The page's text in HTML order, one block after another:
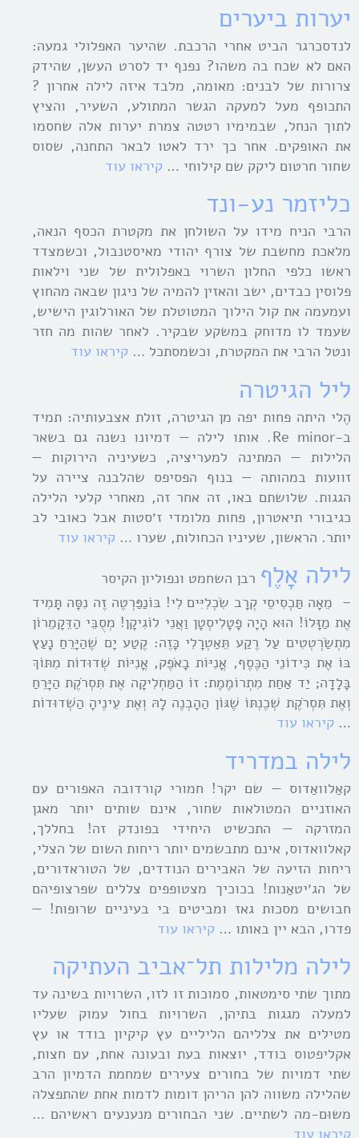
יערות ביערים
לנדסכרגר הביט אחרי הרכבת. שהיער האפלולי גמעה:
האם לא שכח בה משהו? נפנף יד לסרט העשן, שהידק
צרורות של לבנים: מאומה, מלבד איזה לילה אחרון ?
התכופף מעל למעקה הגשר המתולע, השעיר, והציץ
לתוך הנחל, שבמימיו רטטה צמרת יערות אלה שחסמו
את האופקים. אחר כך ירד לאטו לבאר התחנה, שסוס
שחור חרטום ליקק שם קילוחי … קיראו עוד
כליזמר נע-ונד
הרבי הניח מידו על השולחן את מקטרת הכסף הנאה,
מלאכת מחשבת של צורף יהודי מאיסטנבול, וכשמצדד
ראשו כלפי החלון השרוי באפלולית של שני וילאות
פלוסין כבדים, ישב והאזין להמיה של ניגון שבאה מהחוץ
ועמעמה את קול הילוך המטוטלת של האורלוגין הישיש,
שעמד לו מדוחק במשקע שבקיר. לאחר שהות מה חזר
ונטל הרבי את המקטרת, וכשמסתכל … קיראו עוד
ליל הגיטרה
הֶלי היתה פחות יפה מן הגיטרה, זולת אצבעותיה: תמיד
ב-Re minor. אותו לילה — דמיונו נשנה גם בשאר
הלילות — המתינה למעריציה, כשעיניה הירוקות —
זוועות במהותה — בנוף הפסיפס שהלבנה ציירה על
הגגות. שלושתם באו, זה אחר זה, מאחרי קלעי הלילה
כגיבורי תיאטרון, פחות מלומדי ז׳סטות אבל כאובי לב
יותר. הראשון, שעיניו הכחולות, שערו … קיראו עוד
לילה אָלֶף רבן השחמט ונפוליון הקיסר
– מֵאָה תַּכְסִיסֵי קְרָב שִֹכְלִיִּים לִי! בּוֹנַפַּרְטֶה זֶה נִסָּה תָּמִיד
אֶת מַזָּלוֹ! הוּא הָיָה פָטָלִיסְטָן וַאֲנִי לוֹגִיקָן! מְסֻבֵּי הַדֵּקָמֵרוֹן
מִתְשַֹרְטְטִים עַל רֶקַע תֵּאַטְרָלִי כָּזֶה: קֶטַע יָם שֶׁהַיָּרֵחַ נָעַץ
בּוֹ אֶת כִּידוֹנֵי הַכֶּסֶף, אֳנִיּוֹת בָאֹפֶק, אֳנִיּוֹת שְׁדוּדוֹת מִתּוֹךְ
בָּלָדָה; יַד אַחַת מִתְרוֹמֶמֶת: זוֹ הַמַּחְלִיקָה אֶת תִּסְרֹקֶת הַיָּרֵחַ
וְאֶת תִּסְרֹקֶת שְׁכֶנְתּוֹ שֶׁגּוֹן הַהָבְנֶה לָהּ וְאֶת עֵינֶיהָ הַשְׁדוּדוֹת
… קיראו עוד
לילה במדריד
קאַלוואַדוס — שם יקר! חמורי קורדובה האפורים עם
האוזניים המטולאות שחור, אינם שותים יותר מאגן
המזרקה — התכשיט היחידי בפונדק זה! בחללך,
קאלוואדוס, אינם מתבשמים יותר ריחות השום של הצלי,
ריחות הזיעה של האבירים הנודדים, של הטוראדורים,
של הג׳יטאַנות! בכוכיך מצטופפים צללים שפרצופיהם
חבושים מסכות גאז ומביטים בי בעיניים שרופות! —
פדרו, הבא יין באותו … קיראו עוד
לילה מלילות תל־אביב העתיקה
מתוך שתי סימטאות, סמוכות זו לזו, השרויות בשינה עד
למעלה מגגות בתיהן, השרויות בחול עמוק שעליו
מטילים את צלליהם הליליים עץ קיקיון בודד או עץ
אקליפטוס בודד, יוצאות בעת ובעונה אחת, עם חצות,
שתי דמויות של בחורים צעירים שמחמת הדמיון הרב
שהלילה משווה להן הריהן דומות לדמות אחת שהתפצלה
משוּם-מה לשתיים. שני הבחורים מנענעים ראשיהם …
קיראו עוד